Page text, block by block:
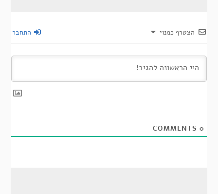
הצטרף כמנוי התחבר
0